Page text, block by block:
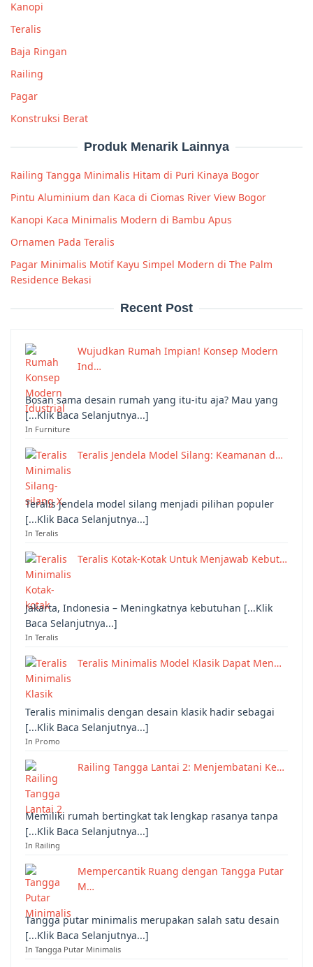
Kanopi
Teralis
Baja Ringan
Railing
Pagar
Konstruksi Berat
Produk Menarik Lainnya
Railing Tangga Minimalis Hitam di Puri Kinaya Bogor
Pintu Aluminium dan Kaca di Ciomas River View Bogor
Kanopi Kaca Minimalis Modern di Bambu Apus
Ornamen Pada Teralis
Pagar Minimalis Motif Kayu Simpel Modern di The Palm
Residence Bekasi
Recent Post
Wujudkan Rumah Impian! Konsep Modern
Ind…
Bosan sama desain rumah yang itu-itu aja? Mau yang
[...Klik Baca Selanjutnya...]
In Furniture
Teralis Jendela Model Silang: Keamanan d…
Teralis jendela model silang menjadi pilihan populer
[...Klik Baca Selanjutnya...]
In Teralis
Teralis Kotak-Kotak Untuk Menjawab Kebut…
Jakarta, Indonesia – Meningkatnya kebutuhan [...Klik
Baca Selanjutnya...]
In Teralis
Teralis Minimalis Model Klasik Dapat Men…
Teralis minimalis dengan desain klasik hadir sebagai
[...Klik Baca Selanjutnya...]
In Promo
Railing Tangga Lantai 2: Menjembatani Ke…
Memiliki rumah bertingkat tak lengkap rasanya tanpa
[...Klik Baca Selanjutnya...]
In Railing
Mempercantik Ruang dengan Tangga Putar
M…
Tangga putar minimalis merupakan salah satu desain
[...Klik Baca Selanjutnya...]
In Tangga Putar Minimalis